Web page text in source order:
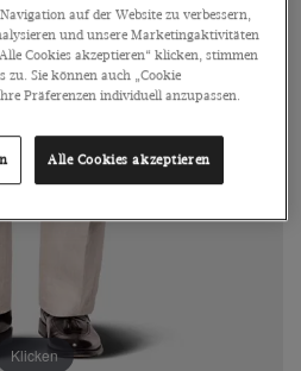
Klicken
auf der Website zu verbessern,
und unsere Marketingaktivitäten
Cookies akzeptieren“ klicken, stimmen
zu. Sie können auch „Cookie
Präferenzen individuell anzupassen.
Alle Cookies akzeptieren